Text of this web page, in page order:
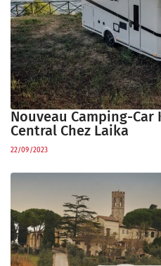
Nouveau Camping-Car
Central Chez Laika
22/09/2023